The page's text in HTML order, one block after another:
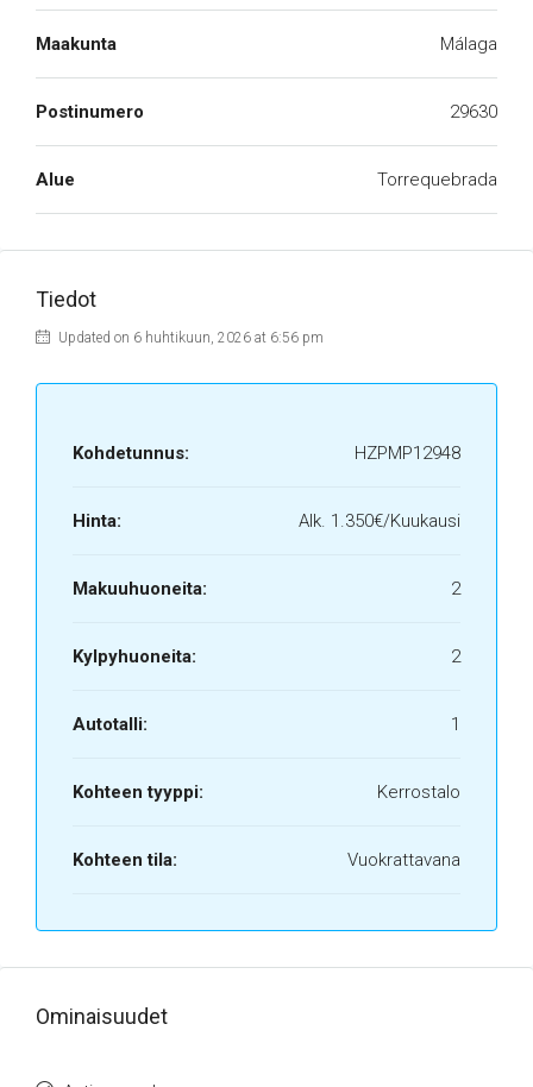
Maakunta Málaga
Postinumero 29630
Alue Torrequebrada
Tiedot
Updated on 6 huhtikuun, 2026 at 6:56 pm
Kohdetunnus: HZPMP12948
Hinta: Alk. 1.350€/Kuukausi
Makuuhuoneita: 2
Kylpyhuoneita: 2
Autotalli: 1
Kohteen tyyppi: Kerrostalo
Kohteen tila: Vuokrattavana
Ominaisuudet